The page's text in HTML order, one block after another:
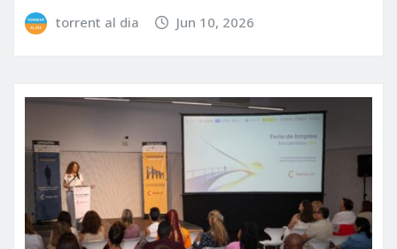
torrent al dia Jun 10, 2026